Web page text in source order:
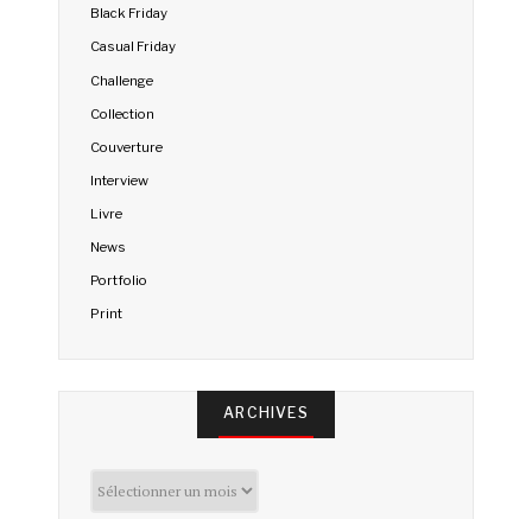
Black Friday
Casual Friday
Challenge
Collection
Couverture
Interview
Livre
News
Portfolio
Print
ARCHIVES